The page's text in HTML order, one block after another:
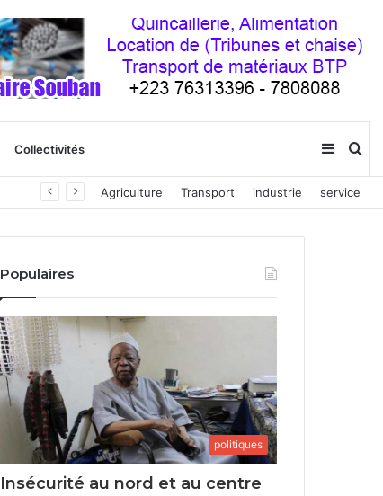
Collectivités
Agriculture Transport industrie service
Populaires
politiques
Insécurité au nord et au centre